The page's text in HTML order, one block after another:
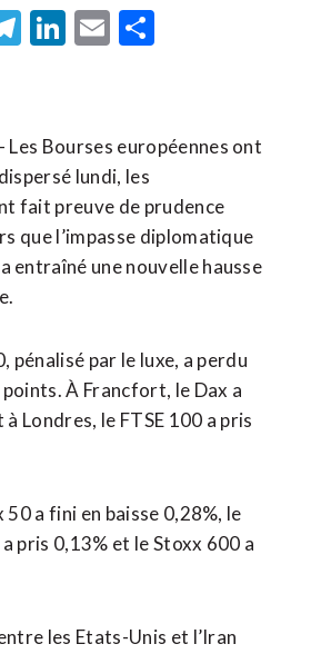
Telegram
LinkedIn
Email
Les Bourses européennes ont
lundi, les
fait preuve de prudence
que l’impasse diplomatique
entraîné une nouvelle hausse
pénalisé par le luxe, a perdu
À Francfort, le Dax a
Londres, le FTSE 100 a pris
50 a fini en baisse 0,28%, le
pris 0,13% et le Stoxx 600 a
les Etats-Unis et l’Iran